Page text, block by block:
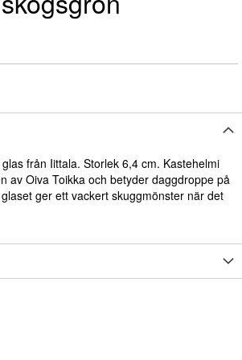
från Iittala. Storlek 6,4 cm. Kastehelmi
av Oiva Toikka och betyder daggdroppe på
ger ett vackert skuggmönster när det